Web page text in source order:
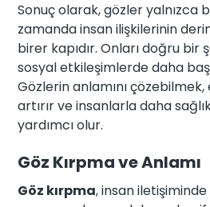
Sonuç olarak, gözler yalnızca
zamanda insan ilişkilerinin
birer kapıdır. Onları doğru bir
sosyal etkileşimlerde daha
Gözlerin anlamını
artırır ve insanlarla daha
yardımcı olur.
Göz Kırpma ve Anlamı
Göz kırpma, insan